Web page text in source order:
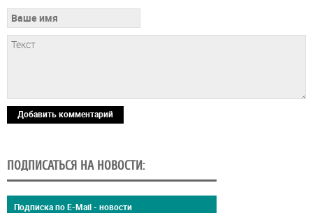
Добавить комментарий
ПОДПИСАТЬСЯ НА НОВОСТИ:
Подписка по E-Mail - новости